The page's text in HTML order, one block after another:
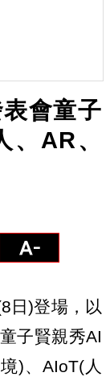
會童子
AR、
日)登場，以
子賢親秀AI
)、AIoT(人